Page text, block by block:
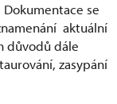
se
aktuální
důvodů dále
zasypání